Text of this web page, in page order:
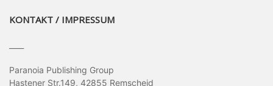
KONTAKT / IMPRESSUM
Paranoia Publishing Group
Hastener Str.149, 42855 Remscheid